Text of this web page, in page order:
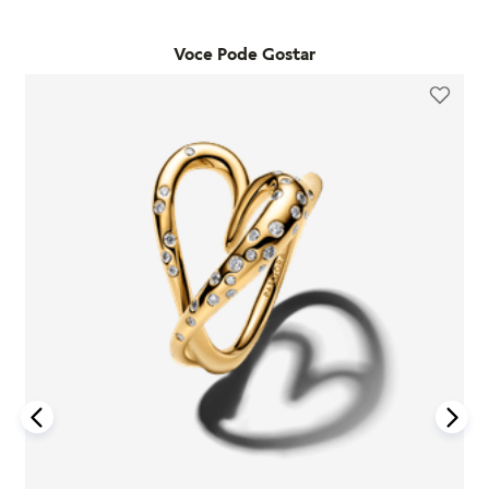
sem uso, na embalagem original e acompanhado da nota
"Última Chance" não são elegíveis para troca ou reembolso.
Se houver arrependimento da compra realizada no site, é
possível solicitar a devolução dentro de sete dias corridos
após o recebimento. O produto deve ser enviado em perfeito
estado, com a embalagem original e todos os acessórios
incluídos, como brindes promocionais.
Em caso de defeito, tanto para compras online quanto em
lojas físicas, é necessário entrar em contato com o SAC da
Pandora informando o número do pedido, fotos do produto e
uma descrição do problema. Se for confirmado um defeito de
fabricação, o cliente poderá receber um reembolso para uma
nova compra ou realizar a troca do produto dentro do prazo
de um ano, mediante avaliação técnica.
do consumidor. Caso um problema seja identificado dentro
desse período, a Pandora realizará a substituição do produto
A garantia é exclusiva para produtos fabricados e
comercializados pela Pandora em canais oficiais. A empresa
não se responsabiliza por produtos adquiridos em lojas não
autorizadas, pois não pode garantir sua autenticidade nem os
processos de controle de qualidade adotados por terceiros.
Além disso, a garantia não cobre danos decorrentes de
acidentes, mau uso, abuso ou uso de acessórios de outras
marcas junto aos produtos Pandora. O uso de charms que não
sejam originais pode comprometer a durabilidade dos
braceletes, invalidando a garantia.
Para acionar a garantia, o cliente deve seguir as instruções de
devolução fornecidas pela Pandora. Após o recebimento do
Voce Pode Gostar